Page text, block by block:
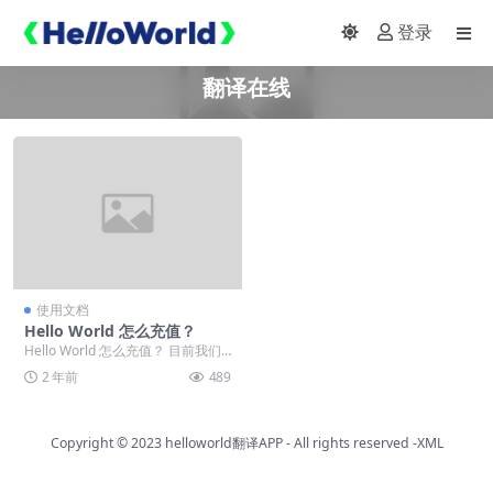
登录
翻译在线
使用文档
Hello World 怎么充值？
Hello World 怎么充值？ 目前我们
提供支付宝和微信充值方式， 用户
只需...2 年前 489
Copyright © 2023 helloworld翻译APP- All rights reserved -XML